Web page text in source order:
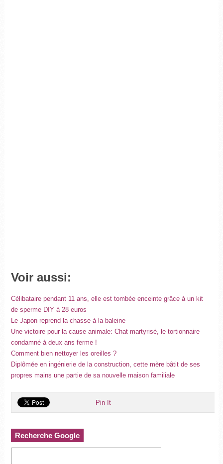
Voir aussi:
Célibataire pendant 11 ans, elle est tombée enceinte grâce à un kit
de sperme DIY à 28 euros
Le Japon reprend la chasse à la baleine
Une victoire pour la cause animale: Chat martyrisé, le tortionnaire
condamné à deux ans ferme !
Comment bien nettoyer les oreilles ?
Diplômée en ingénierie de la construction, cette mère bâtit de ses
propres mains une partie de sa nouvelle maison familiale
Pin It
Recherche Google